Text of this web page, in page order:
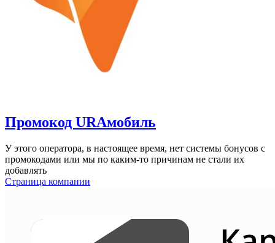
Промокод URAмобиль
У этого оператора, в настоящее время, нет системы бонусов c
промокодами или мы по каким-то причинам не стали их
добавлять
Страница компании